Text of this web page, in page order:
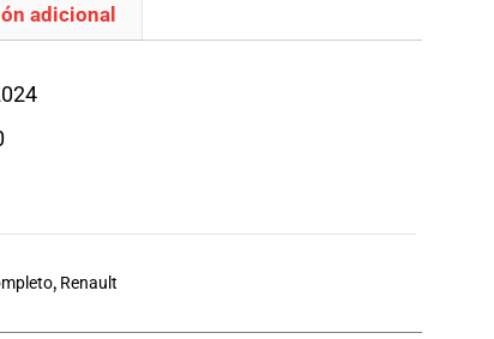
adicional
, Renault